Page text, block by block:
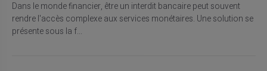
Dans le monde financier, être un interdit bancaire peut souvent
rendre l'accès complexe aux services monétaires. Une solution se
présente sous la f...